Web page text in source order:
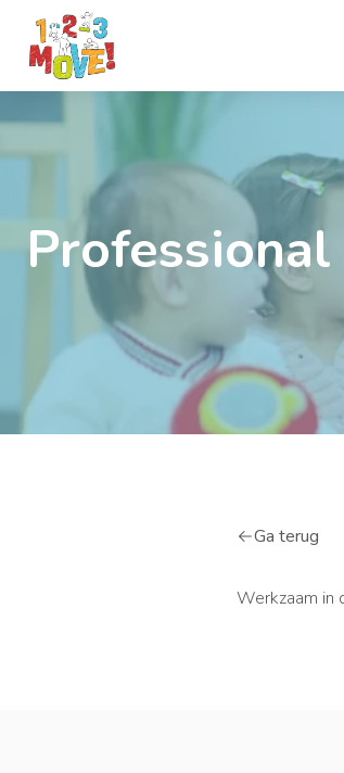
Professional
arrow-leftGa terug
Werkzaam in